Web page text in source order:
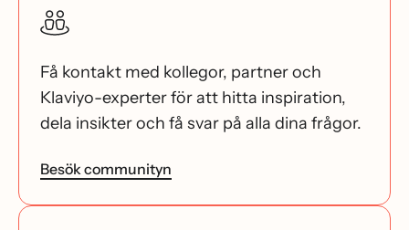
Få kontakt med kollegor, partner och
Klaviyo-experter för att hitta inspiration,
dela insikter och få svar på alla dina frågor.
Besök communityn